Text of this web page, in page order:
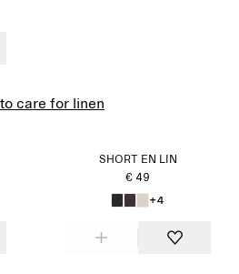
care for linen
SHORT EN LIN
€ 49
+4